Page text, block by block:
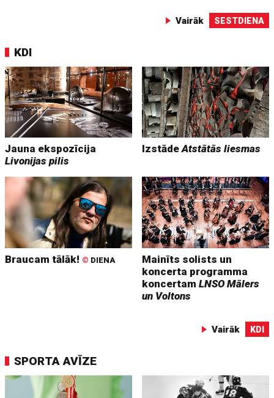
Vairāk SESTDIENA
KDI
Jauna ekspozīcija
Livonijas pilis
IzstādeAtstātās liesmas
Braucam tālāk! © DIENA
Mainīts solists un
koncerta programma
koncertamLNSO Mālers
un Voltons
Vairāk KDI
SPORTA AVĪZE